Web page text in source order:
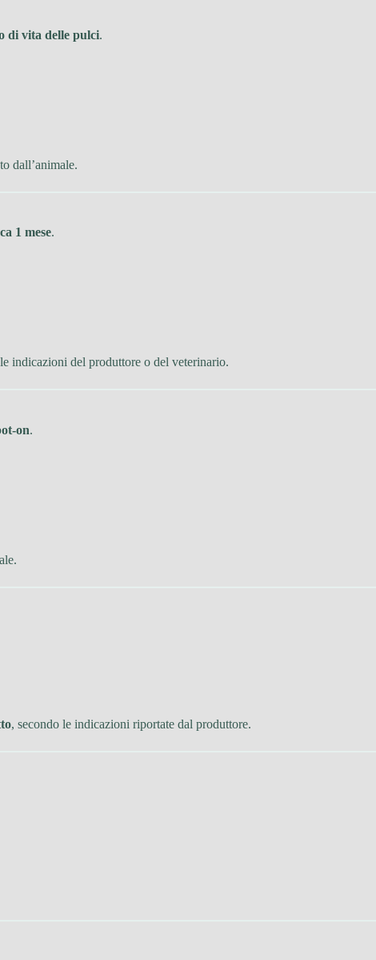
di vita delle pulci.
dall’animale.
1 mese.
indicazioni del produttore o del veterinario.
on.
, secondo le indicazioni riportate dal produttore.